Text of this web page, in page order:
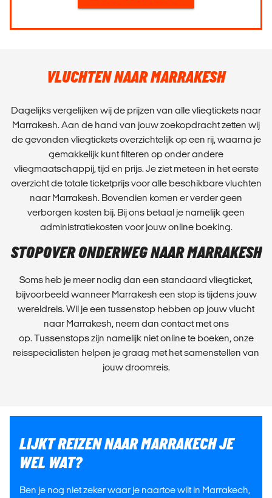
VLUCHTEN NAAR MARRAKESH
Dagelijks vergelijken wij de prijzen van alle vliegtickets naar
Marrakesh. Aan de hand van jouw zoekopdracht zetten wij
de gevonden vliegtickets overzichtelijk op een rij, waarna je
gemakkelijk kunt filteren op onder andere
vliegmaatschappij, tijd en prijs. Je ziet meteen in het eerste
overzicht de totale ticketprijs voor alle beschikbare vluchten
naar Marrakesh. Bovendien komen er verder geen
verborgen kosten bij. Bij ons betaal je namelijk geen
administratiekosten voor jouw online boeking.
STOPOVER ONDERWEG NAAR MARRAKESH
Soms heb je meer nodig dan een standaard vliegticket,
bijvoorbeeld wanneer Marrakesh een stop is tijdens jouw
wereldreis. Wil je een tussenstop hebben op jouw vlucht
naar Marrakesh, neem dan contact met ons
op. Tussenstops zijn namelijk niet online te boeken, onze
reisspecialisten helpen je graag met het samenstellen van
jouw droomreis.
LIJKT REIZEN NAAR MARRAKECH JE
WEL WAT?
Ben je nog niet zeker waar je naartoe wilt in Marrakech,